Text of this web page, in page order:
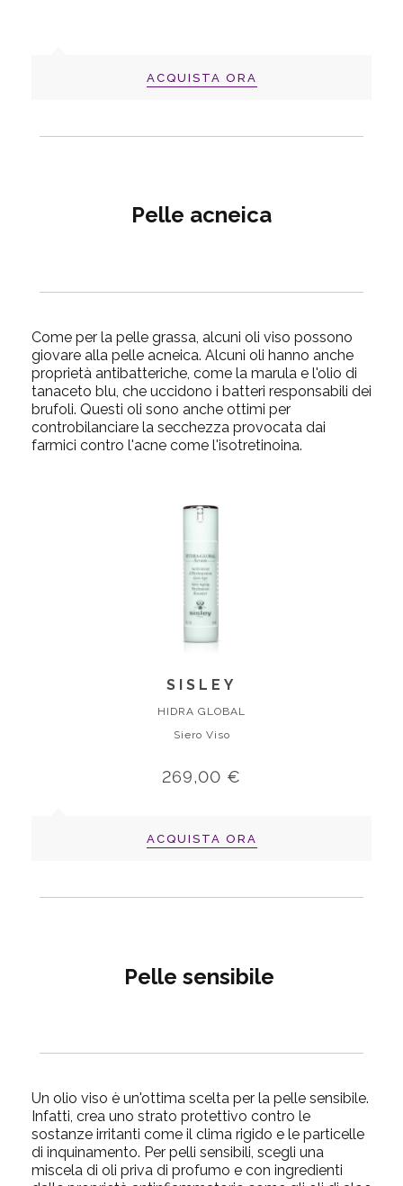
ACQUISTA ORA
Pelle acneica
Come per la pelle grassa, alcuni oli viso possono
giovare alla pelle acneica. Alcuni oli hanno anche
proprietà antibatteriche, come la marula e l'olio di
tanaceto blu, che uccidono i batteri responsabili dei
brufoli. Questi oli sono anche ottimi per
controbilanciare la secchezza provocata dai
farmici contro l'acne come l'isotretinoina.
SISLEY
HIDRA GLOBAL
Siero Viso
269,00 €
ACQUISTA ORA
Pelle sensibile
Un olio viso è un'ottima scelta per la pelle sensibile.
Infatti, crea uno strato protettivo contro le
sostanze irritanti come il clima rigido e le particelle
di inquinamento. Per pelli sensibili, scegli una
miscela di oli priva di profumo e con ingredienti